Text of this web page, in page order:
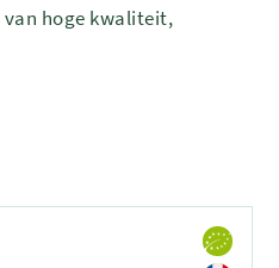
hoge kwaliteit,